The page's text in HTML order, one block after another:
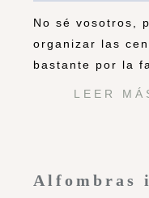
No sé vosotros,
organizar las
bastante por la
LEER
Alfombras